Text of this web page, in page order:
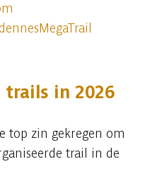
trails in 2026
top zin gekregen om
trail in de